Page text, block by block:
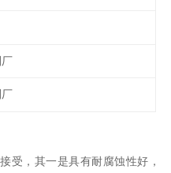
受，其一是具有耐腐蚀性好，